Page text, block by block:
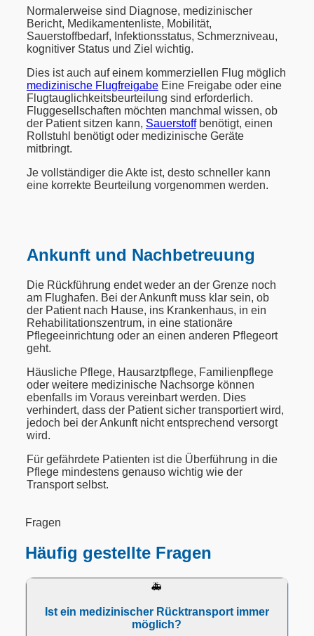
Normalerweise sind Diagnose, medizinischer
Bericht, Medikamentenliste, Mobilität,
Sauerstoffbedarf, Infektionsstatus, Schmerzniveau,
kognitiver Status und Ziel wichtig.
Dies ist auch auf einem kommerziellen Flug möglich
medizinische FlugfreigabeEine Freigabe oder eine
Flugtauglichkeitsbeurteilung sind erforderlich.
Fluggesellschaften möchten manchmal wissen, ob
der Patient sitzen kann, Sauerstoffbenötigt, einen
Rollstuhl benötigt oder medizinische Geräte
mitbringt.
Je vollständiger die Akte ist, desto schneller kann
eine korrekte Beurteilung vorgenommen werden.
Ankunft und Nachbetreuung
Die Rückführung endet weder an der Grenze noch
am Flughafen. Bei der Ankunft muss klar sein, ob
der Patient nach Hause, ins Krankenhaus, in ein
Rehabilitationszentrum, in eine stationäre
Pflegeeinrichtung oder an einen anderen Pflegeort
geht.
Häusliche Pflege, Hausarztpflege, Familienpflege
oder weitere medizinische Nachsorge können
ebenfalls im Voraus vereinbart werden. Dies
verhindert, dass der Patient sicher transportiert wird,
jedoch bei der Ankunft nicht entsprechend versorgt
wird.
Für gefährdete Patienten ist die Überführung in die
Pflege mindestens genauso wichtig wie der
Transport selbst.
Fragen
Häufig gestellte Fragen
🚑
Ist ein medizinischer Rücktransport immer
möglich?